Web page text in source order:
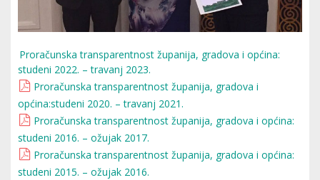
Proračunska transparentnost županija, gradova i općina:
studeni 2022. – travanj 2023.
Proračunska transparentnost županija, gradova i
općina:studeni 2020. – travanj 2021.
Proračunska transparentnost županija, gradova i općina:
studeni 2016. – ožujak 2017.
Proračunska transparentnost županija, gradova i općina:
studeni 2015. – ožujak 2016.